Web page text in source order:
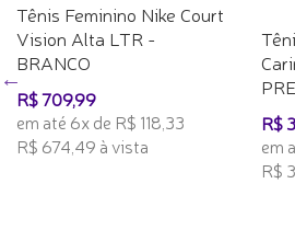
Tênis Feminino Nike Court
Vision Alta LTR -
BRANCO
R$ 709,99
em até 6x de R$ 118,33
R$ 674,49 à vista
R$
em
R$